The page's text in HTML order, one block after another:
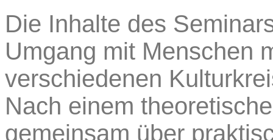
Die Inhalte des
Umgang mit Menschen
verschiedenen
Nach einem
gemeinsam über